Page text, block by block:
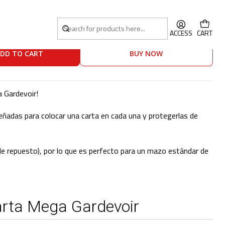
ACCESS CART
TO CART BUY NOW
Gardevoir!
para colocar una carta en cada una y protegerlas de
repuesto), por lo que es perfecto para un mazo estándar de
Mega Gardevoir